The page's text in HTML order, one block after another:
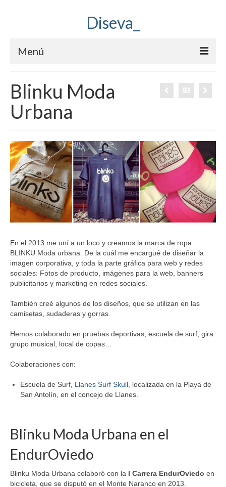
Diseva_
Menú
Proyectos
Blog
Contando Fotogramas
Blinku Moda
Urbana
En el 2013 me uní a un loco y creamos la marca de ropa
BLINKU Moda urbana. De la cuál me encargué de diseñar la
imagen corporativa, y toda la parte gráfica para web y redes
sociales: Fotos de producto, imágenes para la web, banners
publicitarios y marketing en redes sociales.
También creé algunos de los diseños, que se utilizan en las
camisetas, sudaderas y gorras.
Hemos colaborado en pruebas deportivas, escuela de surf, gira
grupo musical, local de copas…
Colaboraciones con:
Escuela de Surf, Llanes Surf Skull , localizada en la Playa de
San Antolín, en el concejo de Llanes.
Blinku Moda Urbana en el
EndurOviedo
Blinku Moda Urbana colaboró con la I Carrera EndurOviedo en
bicicleta, que se disputó en el Monte Naranco en 2013.